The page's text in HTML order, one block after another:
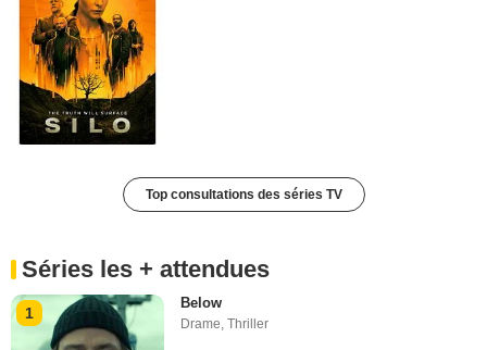
Top consultations des séries TV
Séries les + attendues
1
Below
Drame ,Thriller